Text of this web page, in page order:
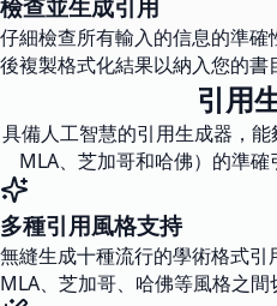
檢查並生成引用
仔細檢查所有輸入的信息的準
後複製格式化結果以納入您的書
引用
具備人工智慧的引用生成器，能
MLA、芝加哥和哈佛）的準確
多種引用風格支持
無縫生成十種流行的學術格式引
MLA、芝加哥、哈佛等風格之間